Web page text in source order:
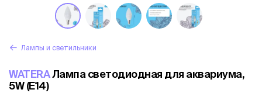
Лампы и светильники
WATERAЛампа светодиодная для аквариума,
5W (E14)